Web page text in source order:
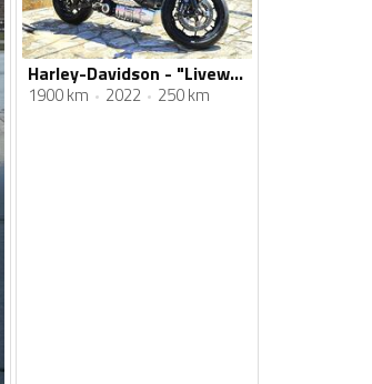
Harley-Davidson - "Livewire one", electric bike
1900 km 2022 250 km